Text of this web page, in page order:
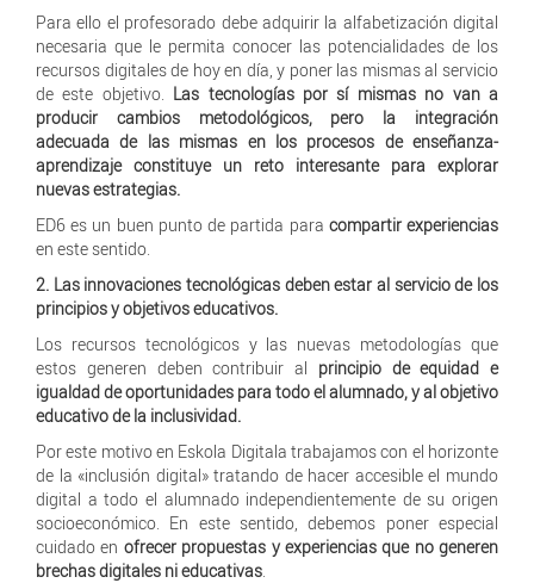
Para ello el profesorado debe adquirir la alfabetización digital
necesaria que le permita conocer las potencialidades de los
recursos digitales de hoy en día, y poner las mismas al servicio
de este objetivo. Las tecnologías por sí mismas no van a
producir cambios metodológicos, pero la integración
adecuada de las mismas en los procesos de enseñanza-
aprendizaje constituye un reto interesante para explorar
nuevas estrategias.
ED6 es un buen punto de partida para compartir experiencias
en este sentido.
2. Las innovaciones tecnológicas deben estar al servicio de los
principios y objetivos educativos.
Los recursos tecnológicos y las nuevas metodologías que
estos generen deben contribuir al principio de equidad e
igualdad de oportunidades para todo el alumnado, y al objetivo
educativo de la inclusividad.
Por este motivo en Eskola Digitala trabajamos con el horizonte
de la «inclusión digital» tratando de hacer accesible el mundo
digital a todo el alumnado independientemente de su origen
socioeconómico. En este sentido, debemos poner especial
cuidado en ofrecer propuestas y experiencias que no generen
brechas digitales ni educativas.